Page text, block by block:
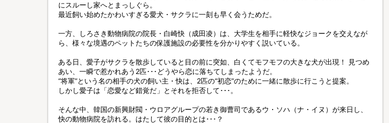
にスルーし家へとまっしぐら。
最近飼い始めたかわいすぎる愛犬・サクラに一刻も早く会うためだ。
一方、しろさき動物病院の院長・白崎快（成田凌）は、大学生を相手に軽快なジョークを交えなが
ら、様々な境遇のペットたちの保護施設の必要性を分かりやすく説いている。
ある日、愛子がサクラを散歩していると目の前に突如、白くてモフモフの大きな犬が出現！ 見つめ
あい、一瞬で惹かれあう2匹･･･どうやら恋に落ちてしまったようだ。
“将軍”という名の相手の犬の飼い主・快は、2匹の“初恋”のために一緒に散歩に行こうと提案。
しかし愛子は「恋愛など錯覚だ」とそれを拒否して･･･。
そんな中、韓国の新興財閥・ウロアグループの若き御曹司であるウ・ソハ（ナ・イヌ）が来日し、
快の動物病院を訪れる。はたして彼の目的とは･･･？